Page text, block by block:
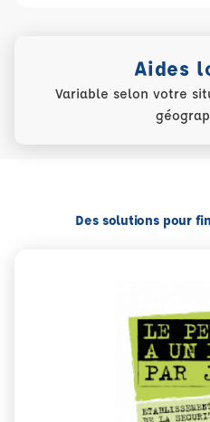
Aides
Variable selon votre
Des solutions pour